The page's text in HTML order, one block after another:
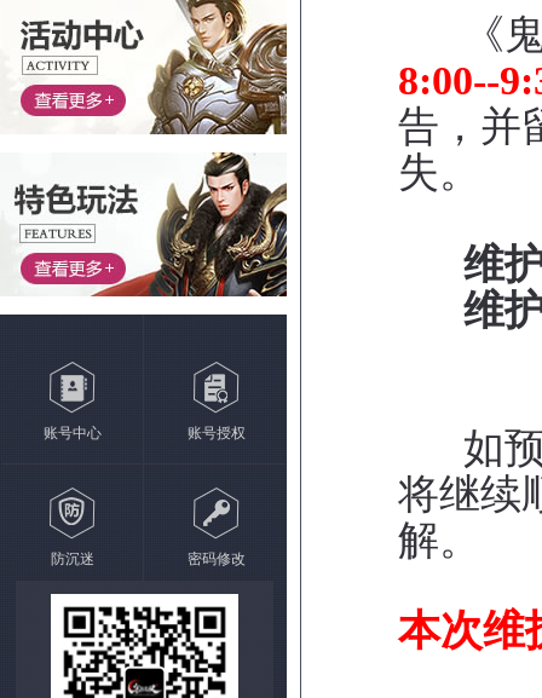
账号中心 账号授权
防沉迷 密码修改
《鬼
8:00--
告，并
失。
维
维
如
将继续
解。
本次维